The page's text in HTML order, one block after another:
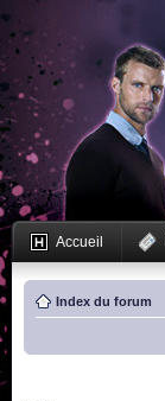
Accueil
Index du forum